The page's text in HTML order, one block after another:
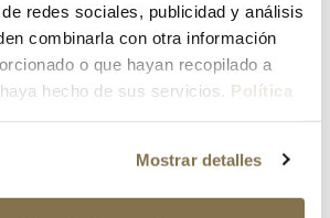
redes sociales, publicidad y análisis
combinarla con otra información
o que hayan recopilado a
hecho de sus servicios. Política
Mostrar detalles